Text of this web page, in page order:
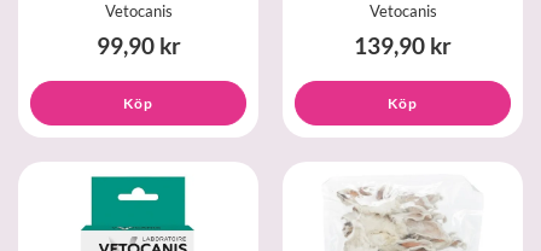
Vetocanis
99,90 kr
Köp
Vetocanis
139,90 kr
Köp